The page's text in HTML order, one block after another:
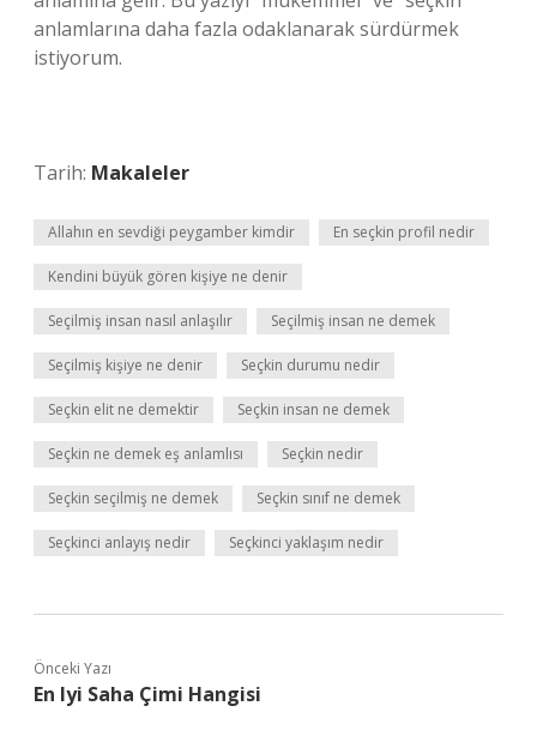
anlamlarına daha fazla odaklanarak sürdürmek
istiyorum.
Tarih: Makaleler
Allahın en sevdiği peygamber kimdir En seçkin profil nedir
Kendini büyük gören kişiye ne denir
Seçilmiş insan nasıl anlaşılır Seçilmiş insan ne demek
Seçilmiş kişiye ne denir Seçkin durumu nedir
Seçkin elit ne demektir Seçkin insan ne demek
Seçkin ne demek eş anlamlısı Seçkin nedir
Seçkin seçilmiş ne demek Seçkin sınıf ne demek
Seçkinci anlayış nedir Seçkinci yaklaşım nedir
Önceki Yazı
En Iyi Saha Çimi Hangisi